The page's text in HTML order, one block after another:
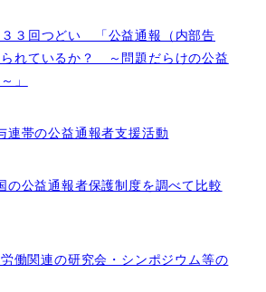
３回つどい 「公益通報（内部告
れているか？ ～問題だらけの公益
」
連帯の公益通報者支援活動
の公益通報者保護制度を調べて比較
働関連の研究会・シンポジウム等の